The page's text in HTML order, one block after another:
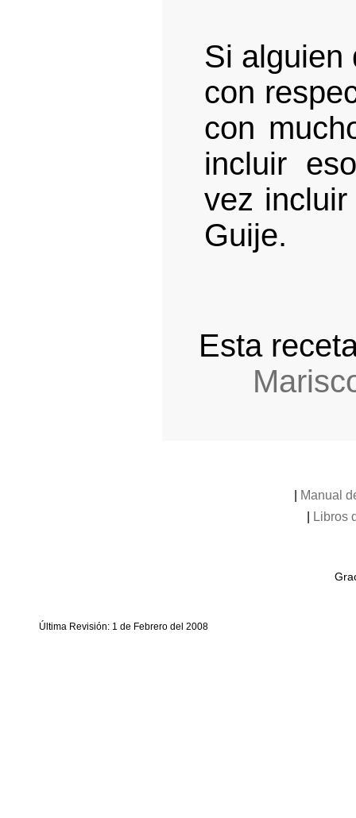
Si alguien
con
con
incluir
vez
Guije.
Esta
Manual
Libros
Última Revisión: 1 de Febrero del 2008